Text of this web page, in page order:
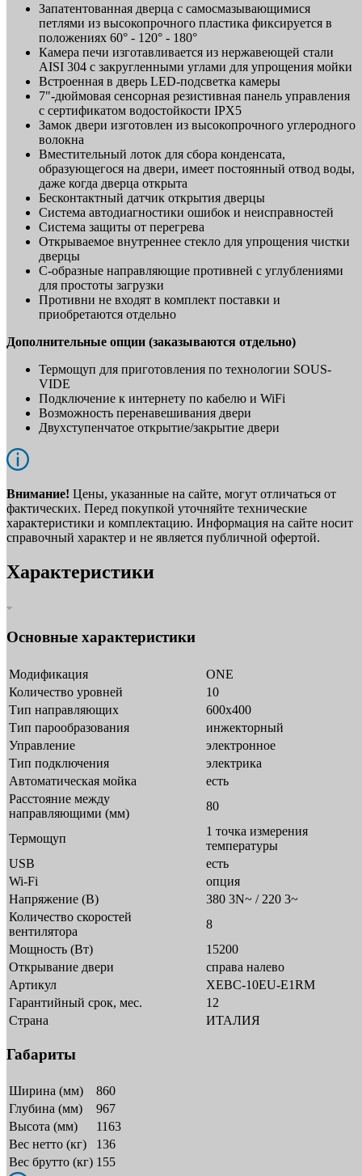
Запатентованная дверца с самосмазывающимися
петлями из высокопрочного пластика фиксируется в
положениях 60° - 120° - 180°
Камера печи изготавливается из нержавеющей стали
AISI 304 с закругленными углами для упрощения мойки
Встроенная в дверь LED-подсветка камеры
7"-дюймовая сенсорная резистивная панель управления
с сертификатом водостойкости IPX5
Замок двери изготовлен из высокопрочного углеродного
волокна
Вместительный лоток для сбора конденсата,
образующегося на двери, имеет постоянный отвод воды,
даже когда дверца открыта
Бесконтактный датчик открытия дверцы
Система автодиагностики ошибок и неисправностей
Система защиты от перегрева
Открываемое внутреннее стекло для упрощения чистки
дверцы
С-образные направляющие противней с углублениями
для простоты загрузки
Противни не входят в комплект поставки и
приобретаются отдельно
Дополнительные опции (заказываются отдельно)
Термощуп для приготовления по технологии SOUS-
VIDE
Подключение к интернету по кабелю и WiFi
Возможность перенавешивания двери
Двухступенчатое открытие/закрытие двери
Внимание! Цены, указанные на сайте, могут отличаться от
фактических. Перед покупкой уточняйте технические
характеристики и комплектацию. Информация на сайте носит
справочный характер и не является публичной офертой.
Характеристики
Основные характеристики
Модификация
ONE
Количество уровней
10
Тип направляющих
600х400
Тип парообразования
инжекторный
Управление
электронное
Тип подключения
электрика
Автоматическая мойка
есть
Расстояние между
направляющими (мм)
80
Термощуп
1 точка измерения
температуры
USB
есть
Wi-Fi
опция
Напряжение (В)
380 3N~ / 220 3~
Количество скоростей
вентилятора
8
Мощность (Вт)
15200
Открывание двери
справа налево
Артикул
XEBC-10EU-E1RM
Гарантийный срок, мес.
12
Страна
ИТАЛИЯ
Габариты
Ширина (мм)
860
Глубина (мм)
967
Высота (мм)
1163
Вес нетто (кг)
136
Вес брутто (кг) 155